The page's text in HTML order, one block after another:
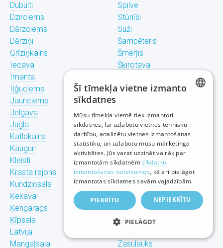
Dubulti
Dzirciems
Dārzciems
Dārziņi
Grīziņkalns
Iecava
Imanta
Iļģuciems
Jaunciems
Jelgava
Jugla
Katlakalns
Kauguri
Kleisti
Krasta rajons
Kundziņsala
Ķekava
Ķengarags
Ķīpsala
Latvija
Mangaļsala
Spilve
Stūnīši
Suži
Šampēteris
Šmerļis
Šķirotava
Torņakalns
Tīraine
Ulbroka
Upeslejas
Valdlauči
Vangaži
Vecdaugava
Vecmīlgrāvis
Vecpilsēta
Vecāķi
Ventspils
Zasulauks
RUSSIAN
ENGLISH
Šī tīmekļa vietne izmanto
sīkdatnes
Mūsu tīmekļa vietnē tiek izmantoti
sīkdatnes, lai uzlabotu vietnes tehnisku
darbību, analizētu vietnes izmantošanas
statistiku, un uzlabotu mūsu mārketinga
aktivitātes. Jūs varat uzzināt vairāk par
izmantotām sīkdatnēmsīkdatņu
izmantošanas noteikumos, kā arī pielāgot
izmantotas sīkdatnes savām vajadzībām.
PIEKRĪTU NEPIEKRĪTU
PIELĀGOT